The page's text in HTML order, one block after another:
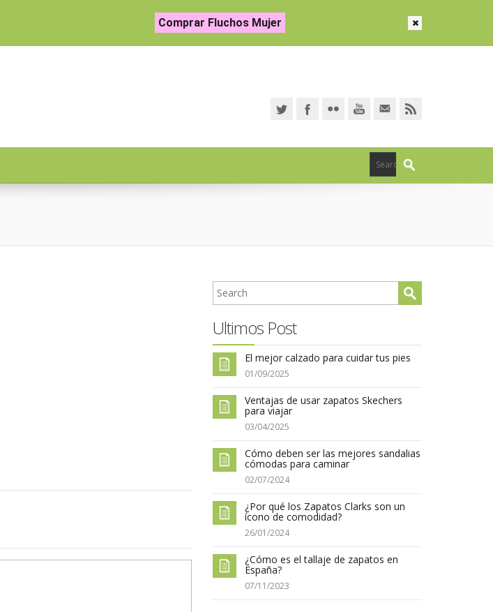
Comprar Fluchos Mujer
Ultimos Post
El mejor calzado para cuidar tus pies
01/09/2025
Ventajas de usar zapatos Skechers
para viajar
03/04/2025
Cómo deben ser las mejores sandalias
cómodas para caminar
02/07/2024
¿Por qué los Zapatos Clarks son un
ícono de comodidad?
26/01/2024
¿Cómo es el tallaje de zapatos en
España?
07/11/2023